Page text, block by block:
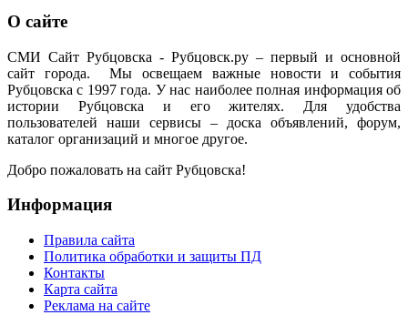
О сайте
СМИ Сайт Рубцовска - Рубцовск.ру – первый и основной
сайт города. Мы освещаем важные новости и события
Рубцовска с 1997 года. У нас наиболее полная информация об
истории Рубцовска и его жителях. Для удобства
пользователей наши сервисы – доска объявлений, форум,
каталог организаций и многое другое.
Добро пожаловать на сайт Рубцовска!
Информация
Правила сайта
Политика обработки и защиты ПД
Контакты
Карта сайта
Реклама на сайте